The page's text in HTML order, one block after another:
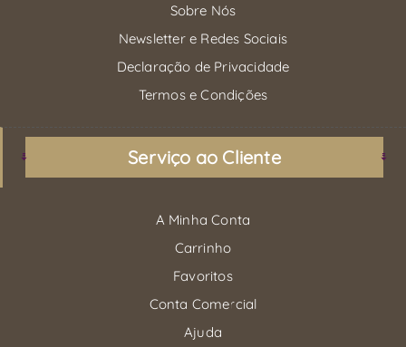
Sobre Nós
Newsletter e Redes Sociais
Declaração de Privacidade
Termos e Condições
Serviço ao Cliente
A Minha Conta
Carrinho
Favoritos
Conta Comercial
Ajuda